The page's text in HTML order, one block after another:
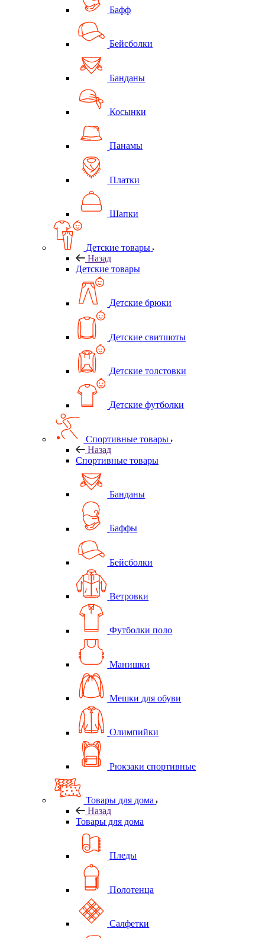
Бафф
Бейсболки
Банданы
Косынки
Панамы
Платки
Шапки
Детские товары
Назад
Детские товары
Детские брюки
Детские свитшоты
Детские толстовки
Детские футболки
Спортивные товары
Назад
Спортивные товары
Банданы
Баффы
Бейсболки
Ветровки
Футболки поло
Манишки
Мешки для обуви
Олимпийки
Рюкзаки спортивные
Товары для дома
Назад
Товары для дома
Пледы
Полотенца
Салфетки